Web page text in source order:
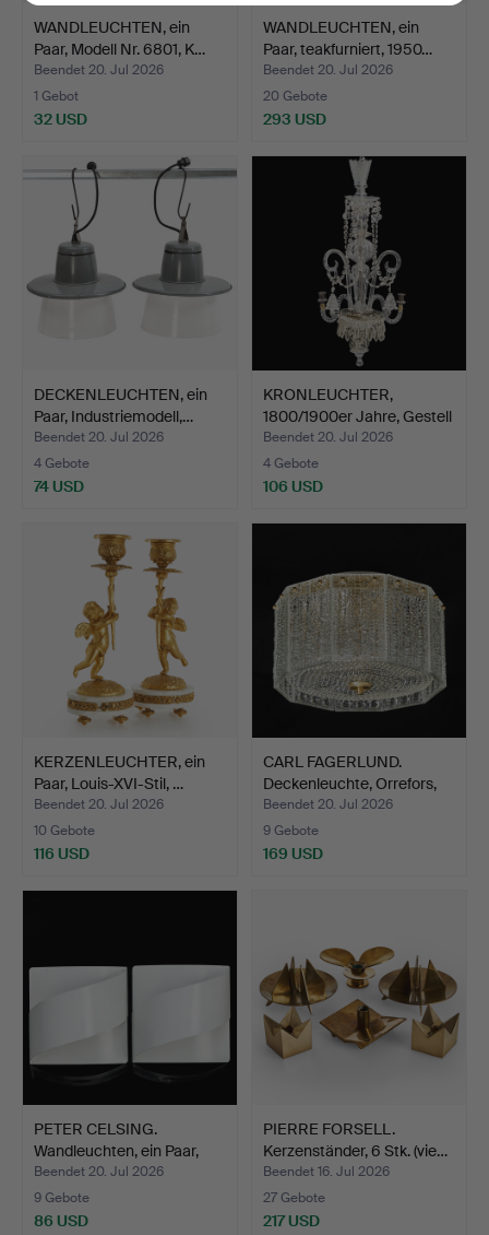
WANDLEUCHTEN, ein
Paar, Modell Nr. 6801, K…
Beendet 20. Jul 2026
1 Gebot
32 USD
WANDLEUCHTEN, ein
Paar, teakfurniert, 1950…
Beendet 20. Jul 2026
20 Gebote
293 USD
DECKENLEUCHTEN, ein
Paar, Industriemodell,…
Beendet 20. Jul 2026
4 Gebote
74 USD
KRONLEUCHTER,
1800/1900er Jahre, Gestell
a…
Beendet 20. Jul 2026
4 Gebote
106 USD
KERZENLEUCHTER, ein
Paar, Louis-XVI-Stil, …
Beendet 20. Jul 2026
10 Gebote
116 USD
CARL FAGERLUND.
Deckenleuchte, Orrefors,
1…
Beendet 20. Jul 2026
9 Gebote
169 USD
PETER CELSING.
Wandleuchten, ein Paar,
"Ba…
Beendet 20. Jul 2026
9 Gebote
86 USD
PIERRE FORSELL.
Kerzenständer, 6 Stk. (vie…
Beendet 16. Jul 2026
27 Gebote
217 USD